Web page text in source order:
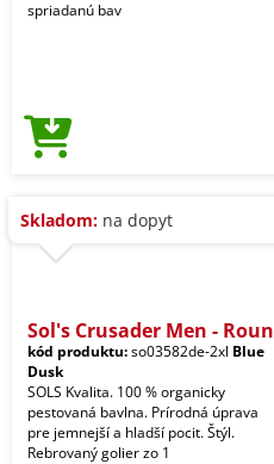
spriadanú bav
Skladom: na dopyt
Sol's Crusader Men - Roun
kód produktu:so03582de-2xl Blue
Dusk
SOLS Kvalita. 100 % organicky
pestovaná bavlna. Prírodná úprava
pre jemnejší a hladší pocit. Štýl.
Rebrovaný golier zo 1